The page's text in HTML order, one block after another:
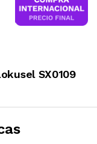
SX0109